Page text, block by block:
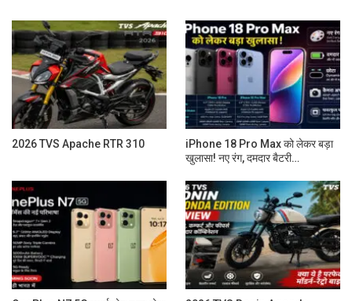
2026 TVS Apache RTR 310
iPhone 18 Pro Max को लेकर बड़ा
खुलासा! नए रंग, दमदार बैटरी…